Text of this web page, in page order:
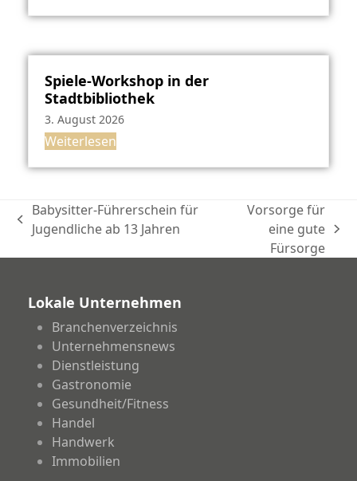
Spiele-Workshop in der
Stadtbibliothek
3. August 2026
Weiterlesen
vorheriger
Babysitter-Führerschein für
Jugendliche ab 13 Jahren
Nächster
Beitrag:
Vorsorge für
eine gute
Fürsorge
Lokale Unternehmen
Branchenverzeichnis
Unternehmensnews
Dienstleistung
Gastronomie
Gesundheit/Fitness
Handel
Handwerk
Immobilien